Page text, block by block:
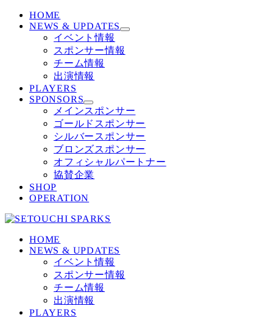
HOME
NEWS & UPDATES
イベント情報
スポンサー情報
チーム情報
出演情報
PLAYERS
SPONSORS
メインスポンサー
ゴールドスポンサー
シルバースポンサー
ブロンズスポンサー
オフィシャルパートナー
協賛企業
SHOP
OPERATION
HOME
NEWS & UPDATES
イベント情報
スポンサー情報
チーム情報
出演情報
PLAYERS